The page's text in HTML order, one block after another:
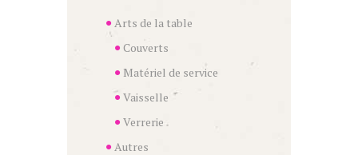
Arts de la table
Couverts
Matériel de service
Vaisselle
Verrerie
Autres